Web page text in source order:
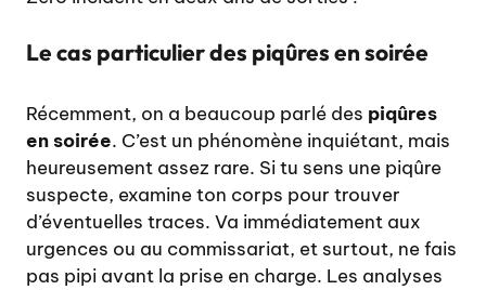
Le cas particulier des piqûres en soirée
Récemment, on a beaucoup parlé des piqûres
en soirée. C’est un phénomène inquiétant, mais
heureusement assez rare. Si tu sens une piqûre
suspecte, examine ton corps pour trouver
d’éventuelles traces. Va immédiatement aux
urgences ou au commissariat, et surtout, ne fais
pas pipi avant la prise en charge. Les analyses